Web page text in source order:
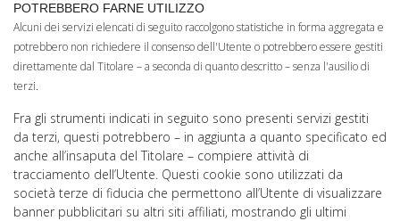
POTREBBERO FARNE UTILIZZO
Alcuni dei servizi elencati di seguito raccolgono statistiche in forma aggregata e
potrebbero non richiedere il consenso dell'Utente o potrebbero essere gestiti
direttamente dal Titolare – a seconda di quanto descritto – senza l'ausilio di
terzi.
Fra gli strumenti indicati in seguito sono presenti servizi gestiti
da terzi, questi potrebbero – in aggiunta a quanto specificato ed
anche all’insaputa del Titolare – compiere attività di
tracciamento dell’Utente. Questi cookie sono utilizzati da
società terze di fiducia che permettono all’Utente di visualizzare
banner pubblicitari su altri siti affiliati, mostrando gli ultimi